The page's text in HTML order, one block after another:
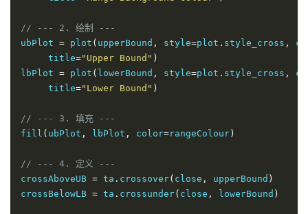
// --- 2. 绘制 ---
ubPlot = plot ( upperBound , style=plot . style_cross ,
     title
="Upper Bound" )
lbPlot = plot ( lowerBound , style=plot . style_cross ,
     title
="Lower Bound" )
// --- 3. 填充 ---
fill ( ubPlot , lbPlot , color=rangeColour )
// --- 4. 定义 ---
crossAboveUB = ta . crossover( close , upperBound )
crossBelowLB = ta . crossunder( close , lowerBound )